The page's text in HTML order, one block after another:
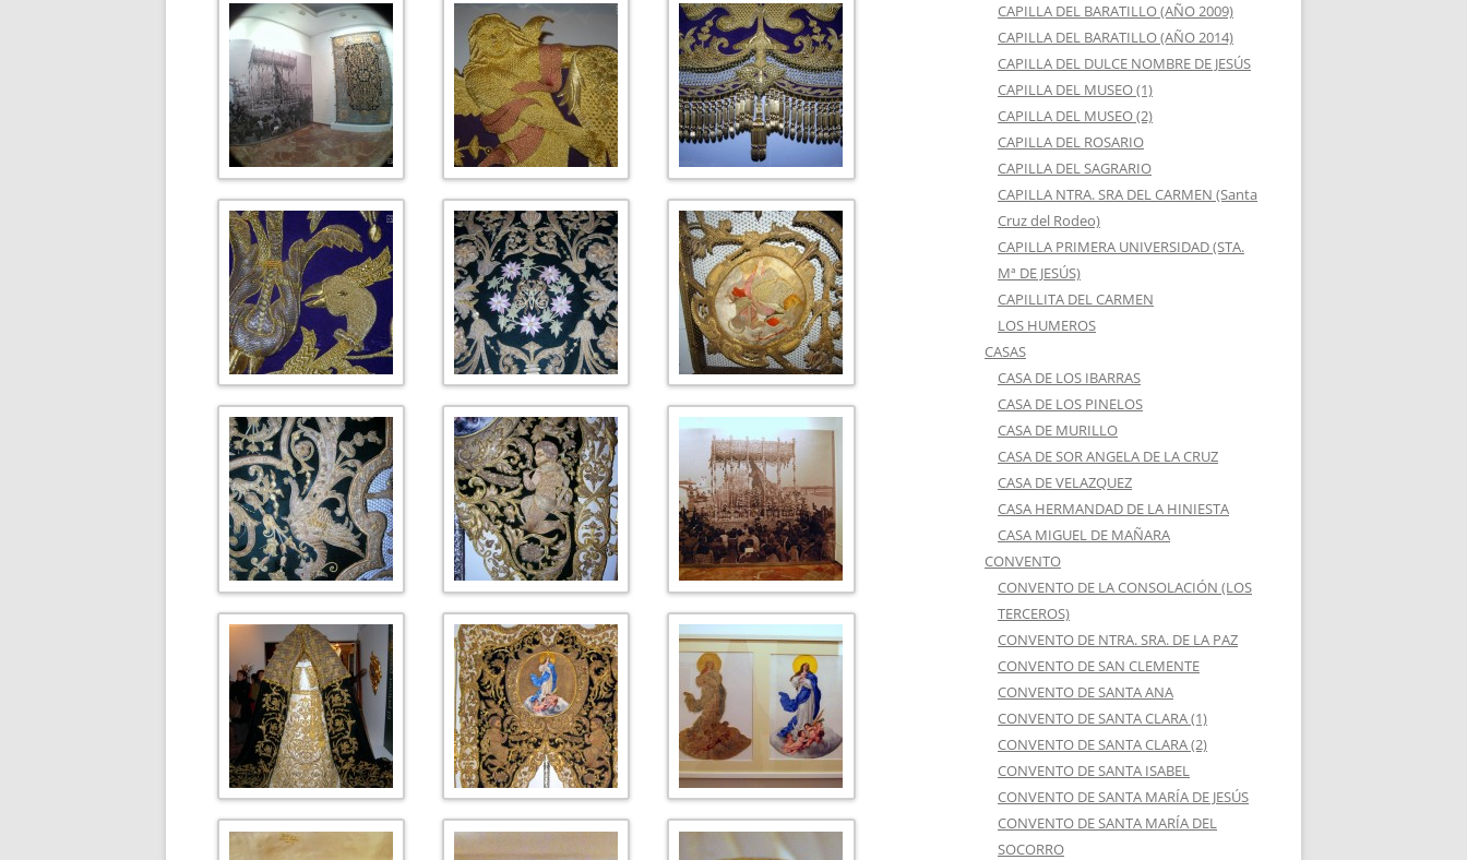
CAPILLA DEL BARATILLO (AÑO 2009)
CAPILLA DEL BARATILLO (AÑO 2014)
CAPILLA DEL DULCE NOMBRE DE JESÚS
CAPILLA DEL MUSEO (1)
CAPILLA DEL MUSEO (2)
CAPILLA DEL ROSARIO
CAPILLA DEL SAGRARIO
CAPILLA NTRA. SRA DEL CARMEN (Santa
Cruz del Rodeo)
CAPILLA PRIMERA UNIVERSIDAD (STA.
Mª DE JESÚS)
CAPILLITA DEL CARMEN
LOS HUMEROS
CASAS
CASA DE LOS IBARRAS
CASA DE LOS PINELOS
CASA DE MURILLO
CASA DE SOR ANGELA DE LA CRUZ
CASA DE VELAZQUEZ
CASA HERMANDAD DE LA HINIESTA
CASA MIGUEL DE MAÑARA
CONVENTO
CONVENTO DE LA CONSOLACIÓN (LOS
TERCEROS)
CONVENTO DE NTRA. SRA. DE LA PAZ
CONVENTO DE SAN CLEMENTE
CONVENTO DE SANTA ANA
CONVENTO DE SANTA CLARA (1)
CONVENTO DE SANTA CLARA (2)
CONVENTO DE SANTA ISABEL
CONVENTO DE SANTA MARÍA DE JESÚS
CONVENTO DE SANTA MARÍA DEL
SOCORRO